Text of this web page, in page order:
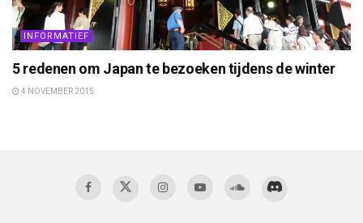
INFORMATIEF
5 redenen om Japan te bezoeken tijdens de winter
4 NOVEMBER 2015